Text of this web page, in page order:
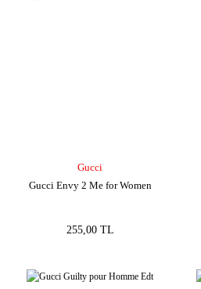
Gucci
Gucci Envy 2 Me for Women
255,00 TL